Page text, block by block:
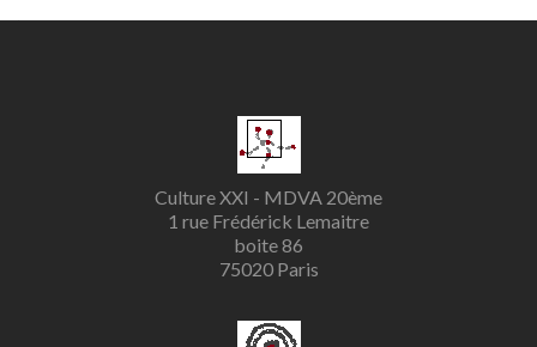
Culture XXI - MDVA 20ème
1 rue Frédérick Lemaitre
boite 86
75020 Paris